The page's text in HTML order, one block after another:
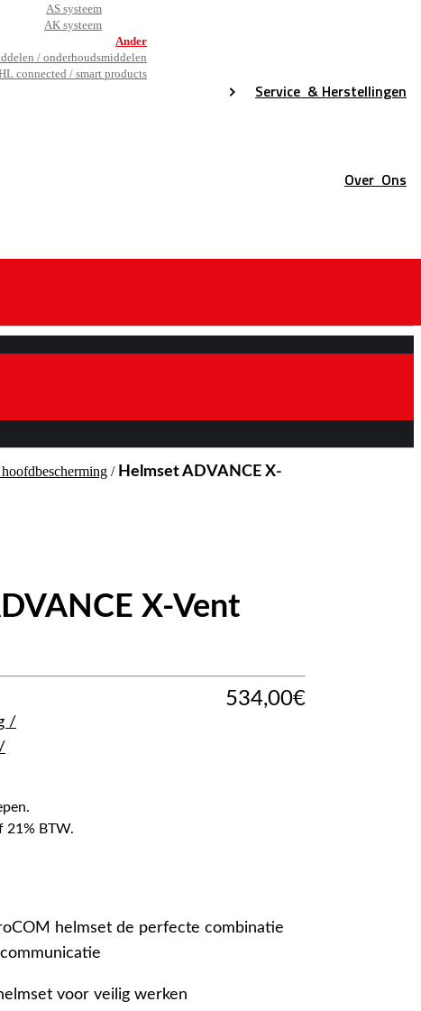
AS systeem
AK systeem
Ander
/ onderhoudsmiddelen
connected / smart products
Service & Herstellingen
Over Ons
/ Helmset ADVANCE X-
X-Vent
/
534,00€
21% BTW.
helmset de perfecte combinatie
voor veilig werken